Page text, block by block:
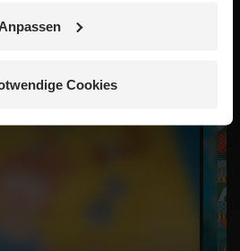
Anpassen
Cookies